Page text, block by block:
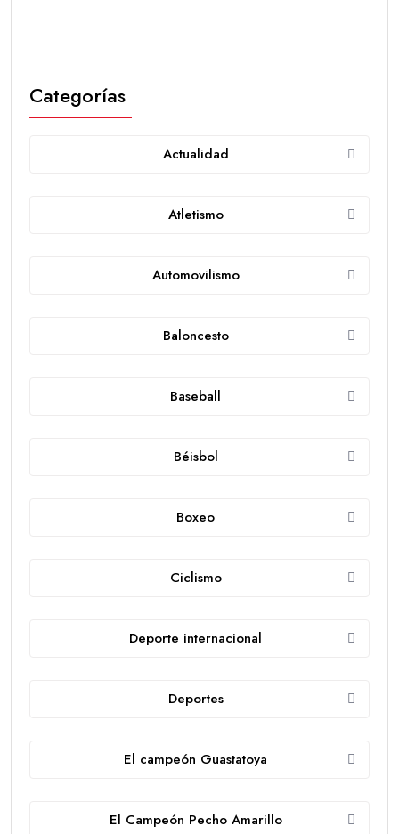
Categorías
Actualidad
Atletismo
Automovilismo
Baloncesto
Baseball
Béisbol
Boxeo
Ciclismo
Deporte internacional
Deportes
El campeón Guastatoya
El Campeón Pecho Amarillo